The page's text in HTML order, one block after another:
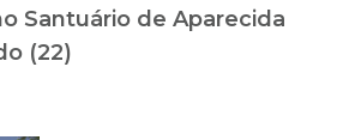
Santuário de Aparecida
(22)